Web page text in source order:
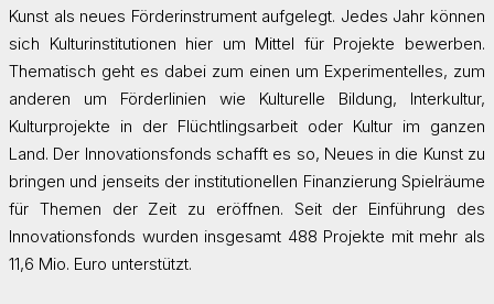
Kunst als neues Förderinstrument aufgelegt. Jedes Jahr können
sich Kulturinstitutionen hier um Mittel für Projekte bewerben.
Thematisch geht es dabei zum einen um Experimentelles, zum
anderen um Förderlinien wie Kulturelle Bildung, Interkultur,
Kulturprojekte in der Flüchtlingsarbeit oder Kultur im ganzen
Land. Der Innovationsfonds schafft es so, Neues in die Kunst zu
bringen und jenseits der institutionellen Finanzierung Spielräume
für Themen der Zeit zu eröffnen. Seit der Einführung des
Innovationsfonds wurden insgesamt 488 Projekte mit mehr als
11,6 Mio. Euro unterstützt.